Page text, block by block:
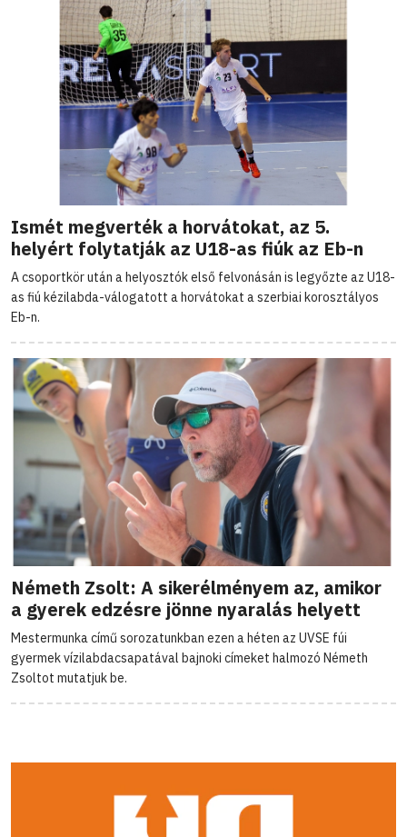
Ismét megverték a horvátokat, az 5.
helyért folytatják az U18-as fiúk az Eb-n
A csoportkör után a helyosztók első felvonásán is legyőzte az U18-
as fiú kézilabda-válogatott a horvátokat a szerbiai korosztályos
Eb-n.
Németh Zsolt: A sikerélményem az, amikor
a gyerek edzésre jönne nyaralás helyett
Mestermunka című sorozatunkban ezen a héten az UVSE fúi
gyermek vízilabdacsapatával bajnoki címeket halmozó Németh
Zsoltot mutatjuk be.